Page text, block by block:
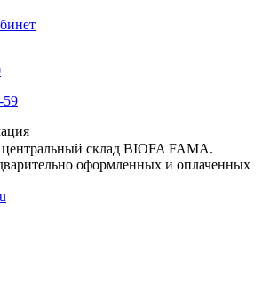
59
склад BIOFA FAMA.
оформленных и оплаченных